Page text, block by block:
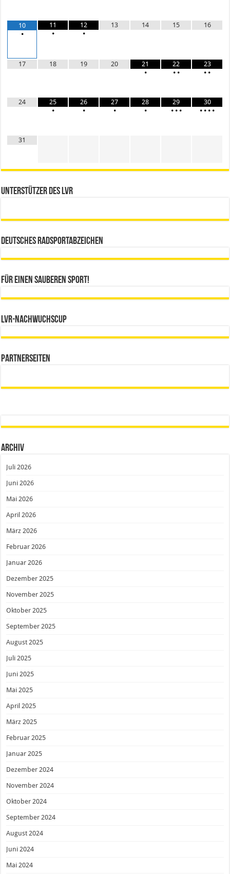
10
•
11
•
12
•
13 14 15 16
17 18 19 20
21
•
22
• •
23
• •
24
25
•
26
•
27
•
28
•
29
• • •
30
• • • •
31
Unterstützer des LVR
Deutsches Radsportabzeichen
Für einen sauberen Sport!
LVR-Nachwuchscup
Partnerseiten
Archiv
Juli 2026
Juni 2026
Mai 2026
April 2026
März 2026
Februar 2026
Januar 2026
Dezember 2025
November 2025
Oktober 2025
September 2025
August 2025
Juli 2025
Juni 2025
Mai 2025
April 2025
März 2025
Februar 2025
Januar 2025
Dezember 2024
November 2024
Oktober 2024
September 2024
August 2024
Juni 2024
Mai 2024